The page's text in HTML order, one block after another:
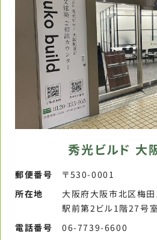
秀光ビルド 大
郵便番号​
〒530-0001
所在地
大阪府大阪市北区梅
駅前第2ビル1階27号室
電話番号​
06-7739-6600​